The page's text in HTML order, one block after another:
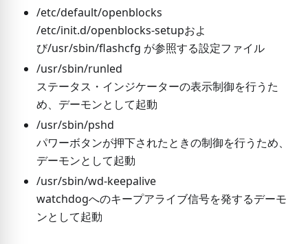
/etc/default/openblocks
/etc/init.d/openblocks-setupおよ
び/usr/sbin/flashcfg が参照する設定ファイル
/usr/sbin/runled
ステータス・インジケーターの表示制御を行うた
め、デーモンとして起動
/usr/sbin/pshd
パワーボタンが押下されたときの制御を行うため、
デーモンとして起動
/usr/sbin/wd-keepalive
watchdogへのキープアライブ信号を発するデーモ
ンとして起動